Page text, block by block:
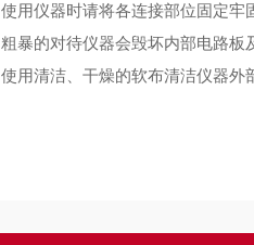
使用仪器时请将各连接部位固定牢
粗暴的对待仪器会毁坏内部电路板
使用清洁、干燥的软布清洁仪器外